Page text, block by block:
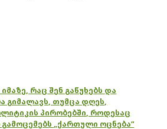
რაც შენ გაწუხებს და
გიმალავს, თუმცა დღეს,
პირობებში, როდესაც
„ქართული ოცნება“